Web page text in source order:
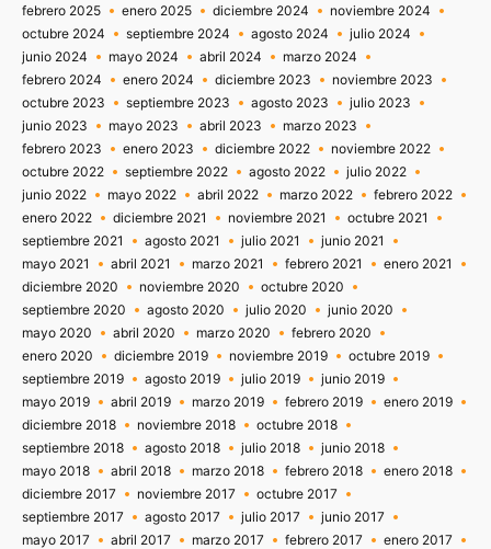
febrero 2025
enero 2025 diciembre 2024
noviembre 2024
octubre 2024
septiembre 2024 agosto 2024
julio 2024
junio 2024
mayo 2024 abril 2024
marzo 2024
febrero 2024
enero 2024 diciembre 2023
noviembre 2023
octubre 2023
septiembre 2023 agosto 2023
julio 2023
junio 2023
mayo 2023 abril 2023
marzo 2023
febrero 2023
enero 2023 diciembre 2022
noviembre 2022
octubre 2022
septiembre 2022 agosto 2022
julio 2022
junio 2022
mayo 2022 abril 2022 marzo 2022
febrero 2022
enero 2022
diciembre 2021 noviembre 2021
octubre 2021
septiembre 2021
agosto 2021 julio 2021
junio 2021
mayo 2021
abril 2021 marzo 2021 febrero 2021
enero 2021
diciembre 2020
noviembre 2020
octubre 2020
septiembre 2020
agosto 2020 julio 2020
junio 2020
mayo 2020
abril 2020 marzo 2020
febrero 2020
enero 2020
diciembre 2019 noviembre 2019
octubre 2019
septiembre 2019
agosto 2019 julio 2019
junio 2019
mayo 2019
abril 2019 marzo 2019 febrero 2019
enero 2019
diciembre 2018
noviembre 2018
octubre 2018
septiembre 2018
agosto 2018 julio 2018
junio 2018
mayo 2018
abril 2018 marzo 2018 febrero 2018
enero 2018
diciembre 2017
noviembre 2017
octubre 2017
septiembre 2017
agosto 2017 julio 2017
junio 2017
mayo 2017
abril 2017 marzo 2017 febrero 2017 enero 2017